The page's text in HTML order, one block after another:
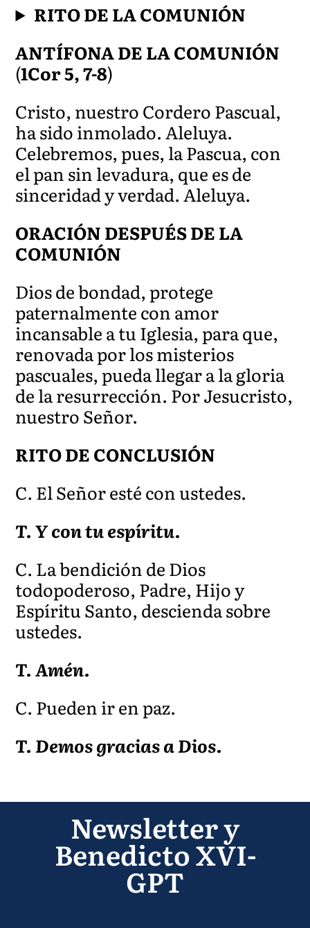
RITO DE LA COMUNIÓN
ANTÍFONA DE LA COMUNIÓN
(1Cor 5, 7-8)
Cristo, nuestro Cordero Pascual,
ha sido inmolado. Aleluya.
Celebremos, pues, la Pascua, con
el pan sin levadura, que es de
sinceridad y verdad. Aleluya.
ORACIÓN DESPUÉS DE LA
COMUNIÓN
Dios de bondad, protege
paternalmente con amor
incansable a tu Iglesia, para que,
renovada por los misterios
pascuales, pueda llegar a la gloria
de la resurrección. PorJesucristo,
nuestro Señor.
RITO DE CONCLUSIÓN
C. El Señor esté con ustedes.
T. Y con tu espíritu.
C. La bendición de Dios
todopoderoso, Padre, Hijo y
Espíritu Santo, descienda sobre
ustedes.
T. Amén.
C. Pueden ir en paz.
T. Demos gracias a Dios.
Newsletter y
Benedicto XVI-
GPT